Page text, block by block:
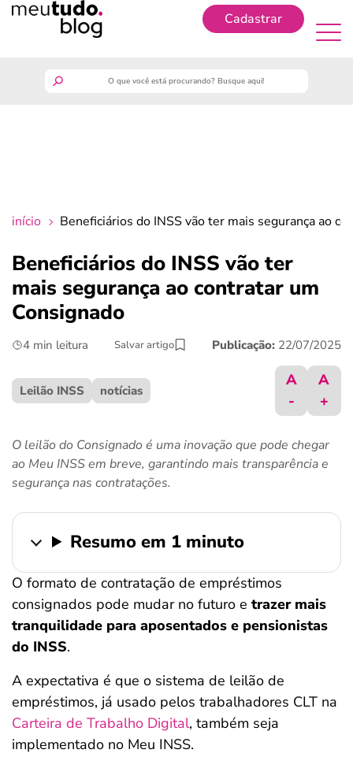
Cadastrar
crédito fácil
últimas notícias
início Beneficiários do INSS vão ter mais segurança ao
Beneficiários do INSS vão ter
mais segurança ao contratar um
Consignado
4 min leitura Salvar artigo Publicação: 22/07/2025
Leilão INSS notícias
A
-
A
+
O leilão do Consignado é uma inovação que pode chegar
ao Meu INSS em breve, garantindo mais transparência e
segurança nas contratações.
Resumo em 1 minuto
O formato de contratação de empréstimos
consignados pode mudar no futuro e trazer mais
tranquilidade para aposentados e pensionistas
do INSS.
A expectativa é que o sistema de leilão de
empréstimos, já usado pelos trabalhadores CLT na
Carteira de Trabalho Digital, também seja
implementado no Meu INSS.